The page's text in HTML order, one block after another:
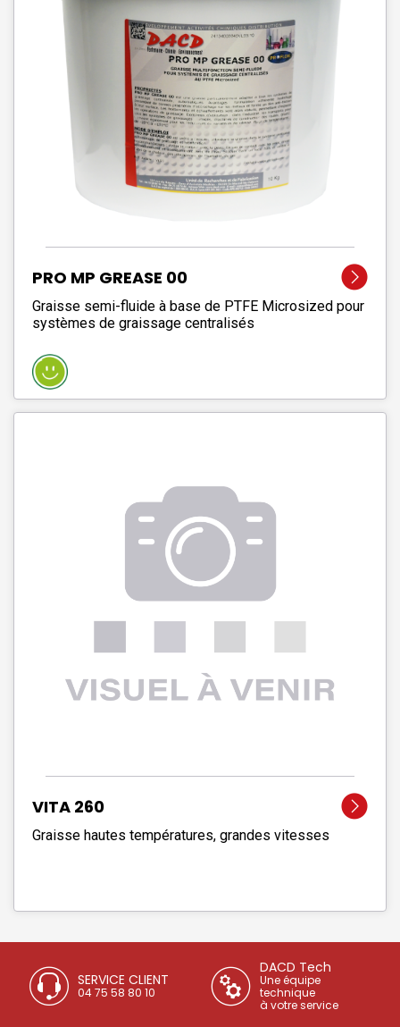
PRO MP GREASE 00
Graisse semi-fluide à base de PTFE Microsized pour
systèmes de graissage centralisés
VITA 260
Graisse hautes températures, grandes vitesses
SERVICE CLIENT
04 75 58 80 10
DACD Tech
Une équipe
technique
à votre service